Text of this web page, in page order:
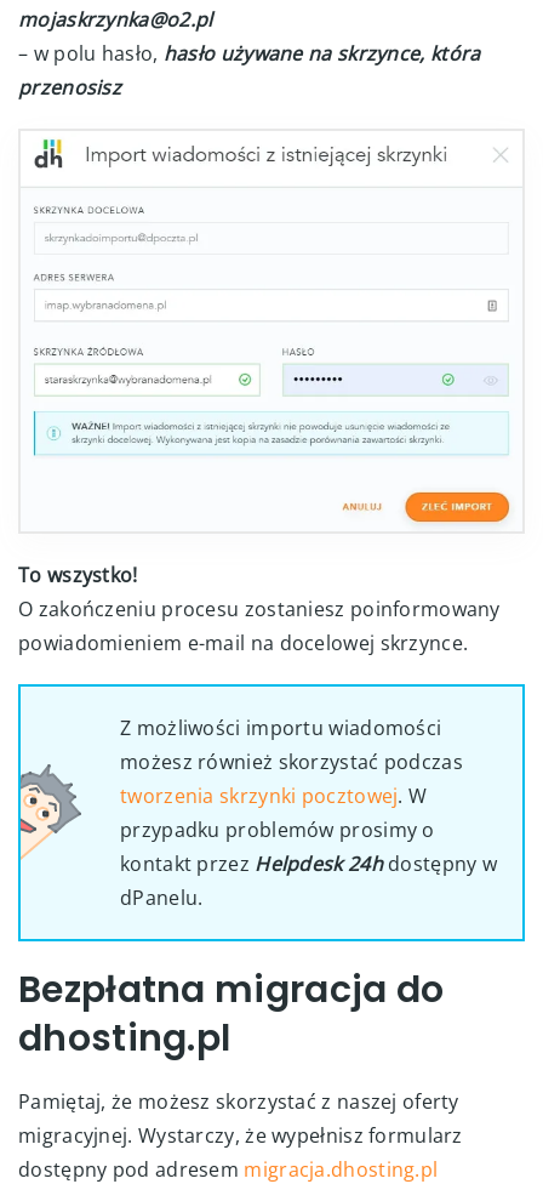
mojaskrzynka@o2.pl
– w polu hasło, hasło używane na skrzynce, która
przenosisz
To wszystko!
O zakończeniu procesu zostaniesz poinformowany
powiadomieniem e-mail na docelowej skrzynce.
Z możliwości importu wiadomości
możesz również skorzystać podczas
tworzenia skrzynki pocztowej. W
przypadku problemów prosimy o
kontakt przez Helpdesk 24hdostępny w
dPanelu.
Bezpłatna migracja do
dhosting.pl
Pamiętaj, że możesz skorzystać z naszej oferty
migracyjnej. Wystarczy, że wypełnisz formularz
dostępny pod adresem migracja.dhosting.pl